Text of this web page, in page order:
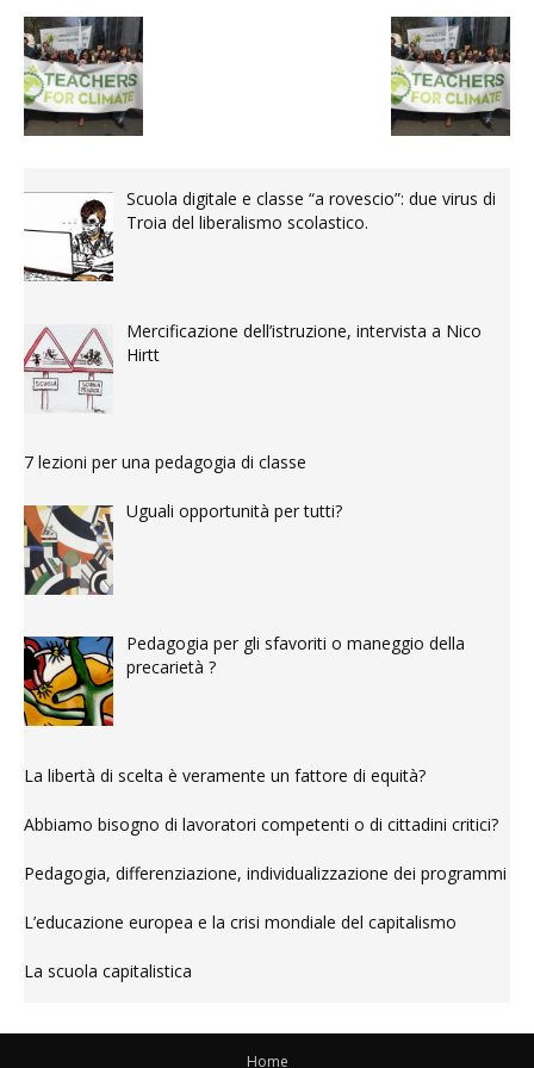
Scuola digitale e classe “a rovescio”: due virus di
Troia del liberalismo scolastico.
Mercificazione dell’istruzione, intervista a Nico
Hirtt
7 lezioni per una pedagogia di classe
Uguali opportunità per tutti?
Pedagogia per gli sfavoriti o maneggio della
precarietà ?
La libertà di scelta è veramente un fattore di equità?
Abbiamo bisogno di lavoratori competenti o di cittadini critici?
Pedagogia, differenziazione, individualizzazione dei programmi
L’educazione europea e la crisi mondiale del capitalismo
La scuola capitalistica
Home